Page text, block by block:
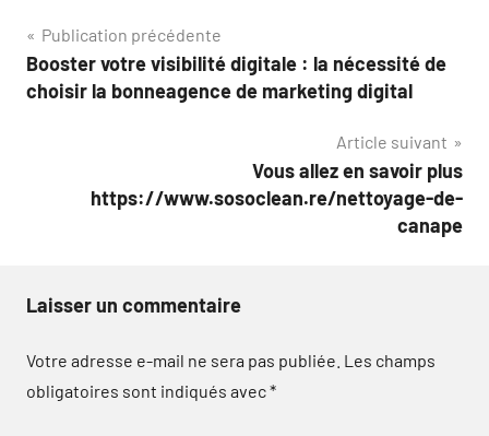
Navigation
de
Publication précédente
Booster votre visibilité digitale : la nécessité de
choisir la bonneagence de marketing digital
Article suivant
Vous allez en savoir plus
https://www.sosoclean.re/nettoyage-de-
canape
Laisser un commentaire
Votre adresse e-mail ne sera pas publiée. Les champs
obligatoires sont indiqués avec*